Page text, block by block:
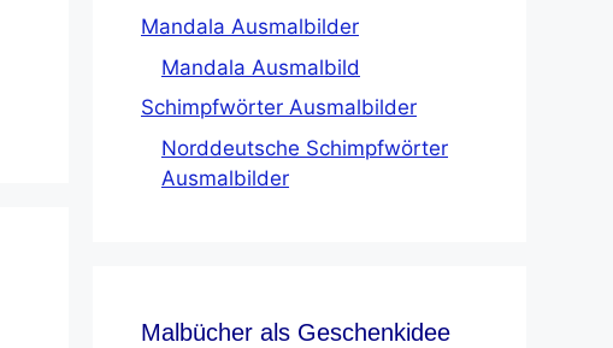
Mandala Ausmalbilder
Mandala Ausmalbild
Schimpfwörter Ausmalbilder
Norddeutsche Schimpfwörter
Ausmalbilder
Malbücher als Geschenkidee